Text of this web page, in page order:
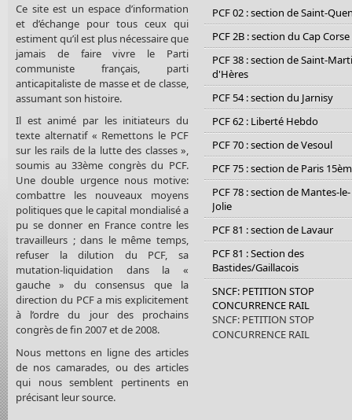
Ce site est un espace d’information
et d’échange pour tous ceux qui
estiment qu’il est plus nécessaire que
jamais de faire vivre le Parti
communiste français, parti
anticapitaliste de masse et de classe,
assumant son histoire.
Il est animé par les initiateurs du
texte alternatif « Remettons le PCF
sur les rails de la lutte des classes »,
soumis au 33ème congrès du PCF.
Une double urgence nous motive:
combattre les nouveaux moyens
politiques que le capital mondialisé a
pu se donner en France contre les
travailleurs ; dans le même temps,
refuser la dilution du PCF, sa
mutation-liquidation dans la «
gauche » du consensus que la
direction du PCF a mis explicitement
à l’ordre du jour des prochains
congrès de fin 2007 et de 2008.
Nous mettons en ligne des articles
de nos camarades, ou des articles
qui nous semblent pertinents en
précisant leur source.
PCF 02 : section de Saint-
PCF 2B : section du Cap Corse
PCF 38 : section de Saint-
d'Hères
PCF 54 : section du Jarnisy
PCF 62 : Liberté Hebdo
PCF 70 : section de Vesoul
PCF 75 : section de Paris
PCF 78 : section de Mantes-le-
Jolie
PCF 81 : section de Lavaur
PCF 81 : Section des
Bastides/Gaillacois
SNCF: PETITION STOP
CONCURRENCE RAIL
SNCF: PETITION STOP
CONCURRENCE RAIL